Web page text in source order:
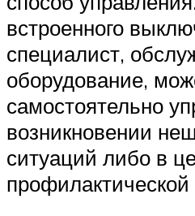
встроенного
специалист,
оборудование,
самостоятельно
возникновении
ситуаций либо в
профилактической